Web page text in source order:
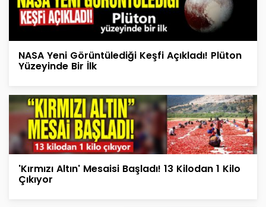
NASA Yeni Görüntülediği Keşfi Açıkladı! Plüton
Yüzeyinde Bir İlk
'Kırmızı Altın' Mesaisi Başladı! 13 Kilodan 1 Kilo
Çıkıyor